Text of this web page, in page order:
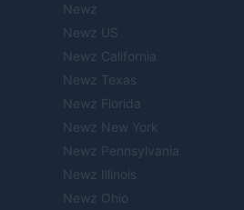
Newz
Newz US
Newz California
Newz Texas
Newz Florida
Newz New York
Newz Pennsylvania
Newz Illinois
Newz Ohio